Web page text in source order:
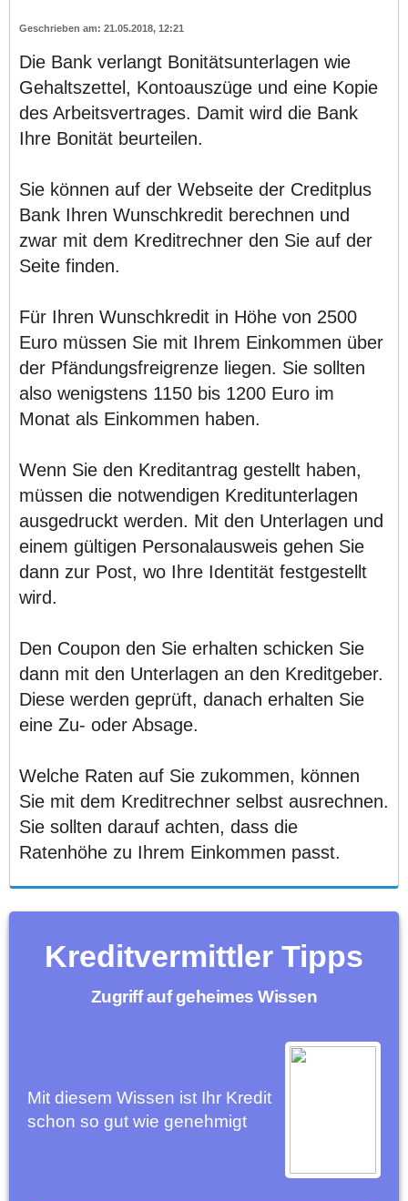
21.05.2018, 12:21
Die Bank verlangt Bonitätsunterlagen wie
Gehaltszettel, Kontoauszüge und eine Kopie
des Arbeitsvertrages. Damit wird die Bank
Ihre Bonität beurteilen.
Sie können auf der Webseite der Creditplus
Bank Ihren Wunschkredit berechnen und
zwar mit dem Kreditrechner den Sie auf der
Seite finden.
Für Ihren Wunschkredit in Höhe von 2500
Euro müssen Sie mit Ihrem Einkommen über
der Pfändungsfreigrenze liegen. Sie sollten
also wenigstens 1150 bis 1200 Euro im
Monat als Einkommen haben.
Wenn Sie den Kreditantrag gestellt haben,
müssen die notwendigen Kreditunterlagen
ausgedruckt werden. Mit den Unterlagen und
einem gültigen Personalausweis gehen Sie
dann zur Post, wo Ihre Identität festgestellt
wird.
Den Coupon den Sie erhalten schicken Sie
dann mit den Unterlagen an den Kreditgeber.
Diese werden geprüft, danach erhalten Sie
eine Zu- oder Absage.
Welche Raten auf Sie zukommen, können
Sie mit dem Kreditrechner selbst ausrechnen.
Sie sollten darauf achten, dass die
Ratenhöhe zu Ihrem Einkommen passt.
Kreditvermittler Tipps
Zugriff auf geheimes Wissen
Mit diesem Wissen ist Ihr Kredit
schon so gut wie genehmigt